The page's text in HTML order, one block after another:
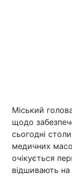
Міський
щодо
сьогодні
медичних
очікується
відшивають на